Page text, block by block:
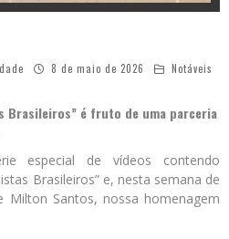
8 de maio de 2026 Notáveis
Brasileiros” é fruto de uma parceria
especial de vídeos contendo
Brasileiros” e, nesta semana de
Milton Santos, nossa homenagem